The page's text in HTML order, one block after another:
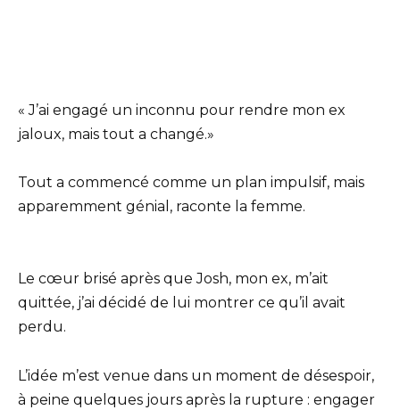
« J’ai engagé un inconnu pour rendre mon ex
jaloux, mais tout a changé.»
Tout a commencé comme un plan impulsif, mais
apparemment génial, raconte la femme.
Le cœur brisé après que Josh, mon ex, m’ait
quittée, j’ai décidé de lui montrer ce qu’il avait
perdu.
L’idée m’est venue dans un moment de désespoir,
à peine quelques jours après la rupture : engager